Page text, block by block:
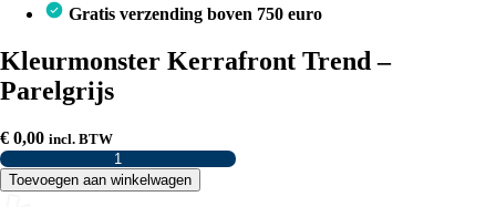
Gratis verzending boven 750 euro
Kleurmonster Kerrafront Trend –
Parelgrijs
€ 0,00 incl. BTW
Kleurmonster
Kerrafront
Trend
Toevoegen aan winkelwagen